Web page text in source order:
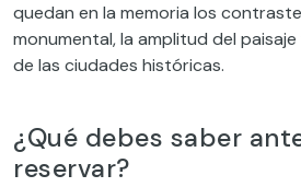
quedan en la memoria los
monumental, la amplitud del
de las ciudades históricas.
¿Qué debes saber
reservar?